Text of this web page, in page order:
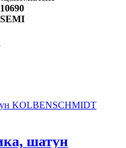
SEMI
шатун